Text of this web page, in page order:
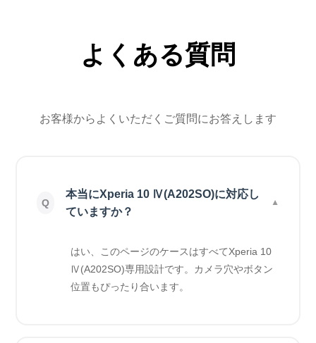
よくある質問
お客様からよくいただくご質問にお答えします
本当にXperia 10 Ⅳ(A202SO)に対応し
ていますか？
はい、このページのケースはすべてXperia 10
Ⅳ(A202SO)専用設計です。カメラ穴やボタン
位置もぴったり合います。